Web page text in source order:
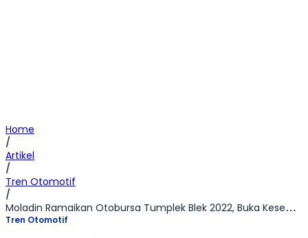
Home
/
Artikel
/
Tren Otomotif
/
Moladin Ramaikan Otobursa Tumplek Blek 2022, Buka Kesempatan Pengunjung jadi Agen!
Tren Otomotif